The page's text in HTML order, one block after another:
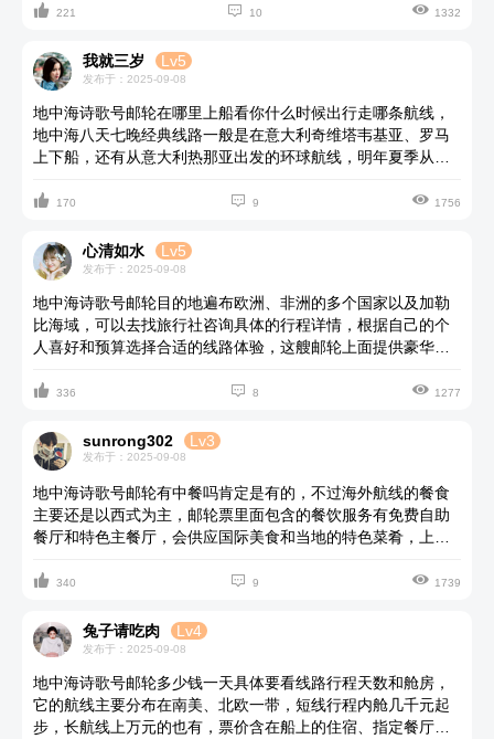
询预订行程线路，预订前随时关注邮轮公司的促销活动。
 221  10  1332
我就三岁 Lv5
发布于：2025-09-08
地中海诗歌号邮轮在哪里上船看你什么时候出行走哪条航线，
地中海八天七晚经典线路一般是在意大利奇维塔韦基亚、罗马
上下船，还有从意大利热那亚出发的环球航线，明年夏季从美
港口城市和景点繁多，可以根据自己的个人喜好、出游时间选
 170  9  1756
心清如水 Lv5
发布于：2025-09-08
地中海诗歌号邮轮目的地遍布欧洲、非洲的多个国家以及加勒
比海域，可以去找旅行社咨询具体的行程详情，根据自己的个
人喜好和预算选择合适的线路体验，这艘邮轮上面提供豪华舒
带上家人去度假轻松游的。
 336  8  1277
sunrong302 Lv3
发布于：2025-09-08
地中海诗歌号邮轮有中餐吗肯定是有的，不过海外航线的餐食
主要还是以西式为主，邮轮票里面包含的餐饮服务有免费自助
餐厅和特色主餐厅，会供应国际美食和当地的特色菜肴，上面
合他们口味这点不用担心，如果是有特殊饮食需求可以提前告
 340  9  1739
兔子请吃肉 Lv4
发布于：2025-09-08
地中海诗歌号邮轮多少钱一天具体要看线路行程天数和舱房，
它的航线主要分布在南美、北欧一带，短线行程内舱几千元起
步，长航线上万元的也有，票价含在船上的住宿、指定餐厅饮